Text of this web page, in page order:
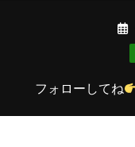
に
フォローしてね